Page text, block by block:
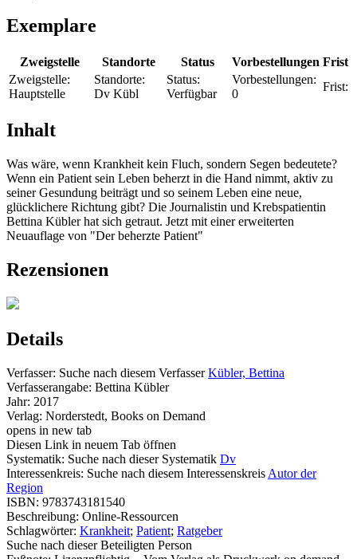
Exemplare
Zweigstelle Standorte Status Vorbestellungen Frist
Zweigstelle:
Hauptstelle
Standorte:
Dv Kübl
Status:
Verfügbar
Vorbestellungen:
0
Frist:
Inhalt
Was wäre, wenn Krankheit kein Fluch, sondern Segen bedeutete?
Wenn ein Patient sein Leben beherzt in die Hand nimmt, aktiv zu
seiner Gesundung beiträgt und so seinem Leben eine neue,
glücklichere Richtung gibt? Die Journalistin und Krebspatientin
Bettina Kübler hat sich getraut. Jetzt mit einer erweiterten
Neuauflage von "Der beherzte Patient"
Rezensionen
Details
Verfasser: Suche nach diesem Verfasser Kübler, Bettina
Verfasserangabe: Bettina Kübler
Jahr: 2017
Verlag: Norderstedt, Books on Demand
opens in new tab
Diesen Link in neuem Tab öffnen
Systematik: Suche nach dieser Systematik Dv
Interessenkreis: Suche nach diesem Interessenskreis Autor der
Region
ISBN: 9783743181540
Beschreibung: Online-Ressourcen
Schlagwörter: Krankheit; Patient; Ratgeber
Suche nach dieser Beteiligten Person